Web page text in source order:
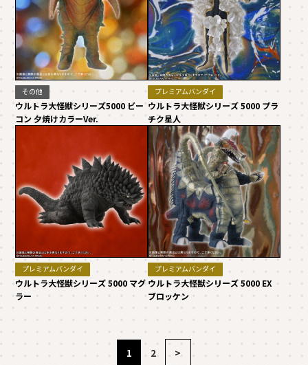
その他
ウルトラ大怪獣シリーズ5000 ビー
コン 夕焼けカラーVer.
プレミアムバンダイ
ウルトラ大怪獣シリーズ 5000 プラ
チク星人
プレミアムバンダイ
ウルトラ大怪獣シリーズ 5000 マグ
ラー
プレミアムバンダイ
ウルトラ大怪獣シリーズ 5000 EX
ブロッケン
1 2 >